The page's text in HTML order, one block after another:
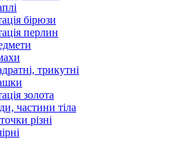
бірюзи
перлин
трикутні
золота
частини тіла
різні